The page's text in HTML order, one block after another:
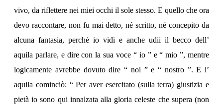
vivo, da riflettere nei miei occhi il sole stesso. E quello che ora
devo raccontare, non fu mai detto, né scritto, né concepito da
alcuna fantasia, perché io vidi e anche udii il becco dell’
aquila parlare, e dire con la sua voce “ io ” e “ mio ”, mentre
logicamente avrebbe dovuto dire “ noi ” e “ nostro ”. E l’
aquila cominciò: “ Per aver esercitato (sulla terra) giustizia e
pietà io sono qui innalzata alla gloria celeste che supera (non